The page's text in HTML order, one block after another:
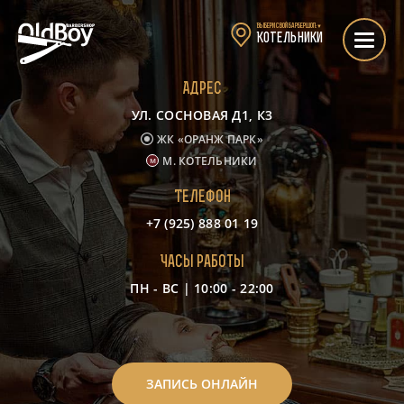
Выбери свой барбершоп:▼
Котельники
Адрес
УЛ. СОСНОВАЯ Д1, К3
ЖК «ОРАНЖ ПАРК»
М. КОТЕЛЬНИКИ
Телефон
+7 (925) 888 01 19
Часы работы
ПН - ВС | 10:00 - 22:00
ЗАПИСЬ ОНЛАЙН